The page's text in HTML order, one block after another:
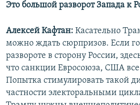
Это большой разворот Запада к
Алексей Кафтан: Касательно
можно ждать сюрпризов. Если
развороте в сторону России,
что санкции Евросоюза, США
Попытка стимулировать такой
частности электоральными